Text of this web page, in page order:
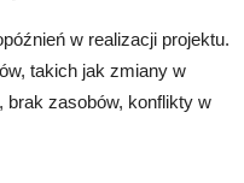
w realizacji projektu.
takich jak zmiany w
brak zasobów, konflikty w